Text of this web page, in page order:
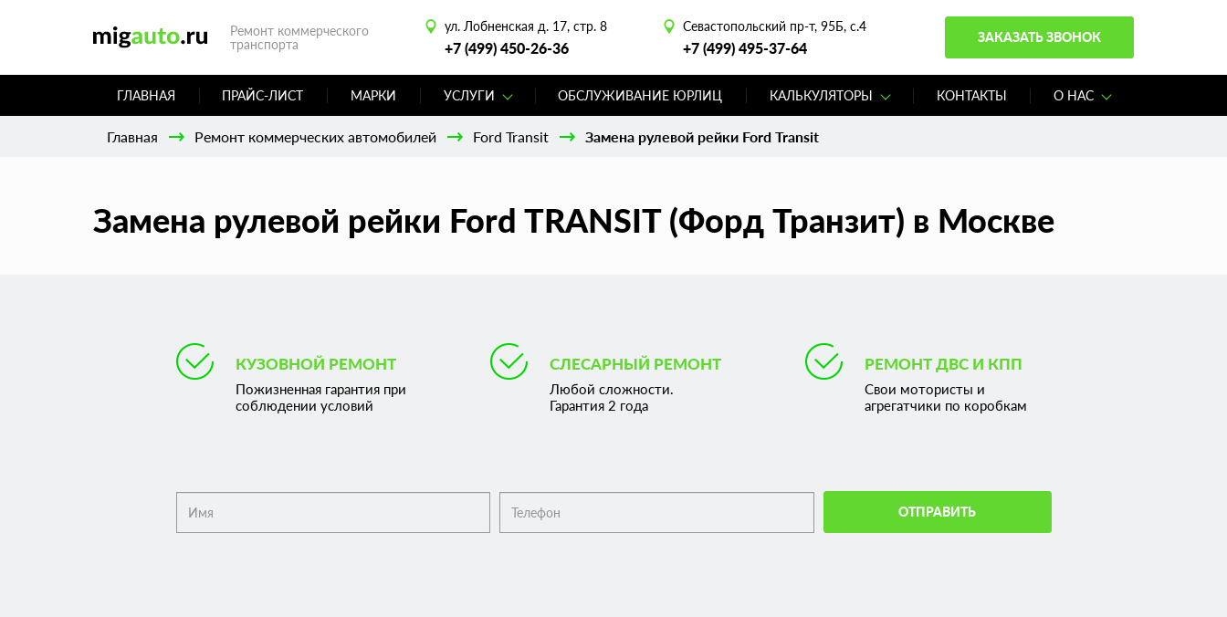
Ремонт коммерческого
транспорта
ул. Лобненская д. 17, стр. 8
+7 (499) 450-26-36
Севастопольский пр-т, 95Б, с.4
+7 (499) 495-37-64
ЗАКАЗАТЬ ЗВОНОК
ГЛАВНАЯ ПРАЙС-ЛИСТ МАРКИ УСЛУГИ ОБСЛУЖИВАНИЕ ЮРЛИЦ КАЛЬКУЛЯТОРЫ КОНТАКТЫ О НАС
Главная Ремонт коммерческих автомобилей Ford Transit Замена рулевой рейки Ford Transit
Замена рулевой рейки Ford TRANSIT (Форд Транзит) в Москве
КУЗОВНОЙ РЕМОНТ
Пожизненная гарантия при
соблюдении условий
СЛЕСАРНЫЙ РЕМОНТ
Любой сложности.
Гарантия 2 года
РЕМОНТ ДВС И КПП
Свои мотористы и
агрегатчики по коробкам
ОТПРАВИТЬ